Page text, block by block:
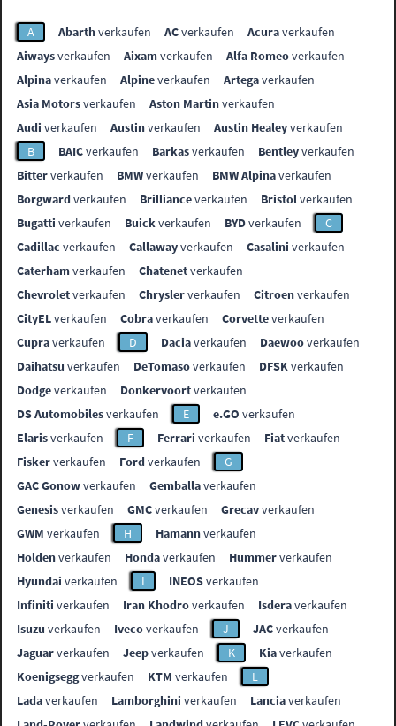
A Abarthverkaufen ACverkaufen Acuraverkaufen
Aiwaysverkaufen Aixamverkaufen Alfa Romeoverkaufen
Alpinaverkaufen Alpineverkaufen Artegaverkaufen
Asia Motorsverkaufen Aston Martinverkaufen
Audi verkaufen Austinverkaufen Austin Healeyverkaufen
B
BAICverkaufen Barkasverkaufen Bentleyverkaufen
Bitterverkaufen BMWverkaufen BMW Alpinaverkaufen
Borgwardverkaufen Brillianceverkaufen Bristolverkaufen
Bugatti verkaufen Buickverkaufen BYDverkaufen
C
Cadillac verkaufen Callawayverkaufen Casalini verkaufen
Caterhamverkaufen Chatenetverkaufen
Chevroletverkaufen Chryslerverkaufen Citroenverkaufen
CityELverkaufen Cobraverkaufen Corvetteverkaufen
Cupraverkaufen D Daciaverkaufen Daewooverkaufen
Daihatsu verkaufen DeTomasoverkaufen DFSKverkaufen
Dodgeverkaufen Donkervoortverkaufen
DS Automobilesverkaufen E e.GO verkaufen
Elarisverkaufen F Ferrari verkaufen Fiatverkaufen
Fiskerverkaufen Fordverkaufen
G
GAC Gonowverkaufen Gemballaverkaufen
Genesisverkaufen GMCverkaufen Grecavverkaufen
GWM verkaufen H Hamannverkaufen
Holdenverkaufen Hondaverkaufen Hummerverkaufen
Hyundai verkaufen I INEOSverkaufen
Infiniti verkaufen Iran Khodroverkaufen Isderaverkaufen
Isuzu verkaufen Ivecoverkaufen J JACverkaufen
Jaguarverkaufen Jeepverkaufen K Kiaverkaufen
Koenigseggverkaufen KTM verkaufen
L
Ladaverkaufen Lamborghini verkaufen Lanciaverkaufen